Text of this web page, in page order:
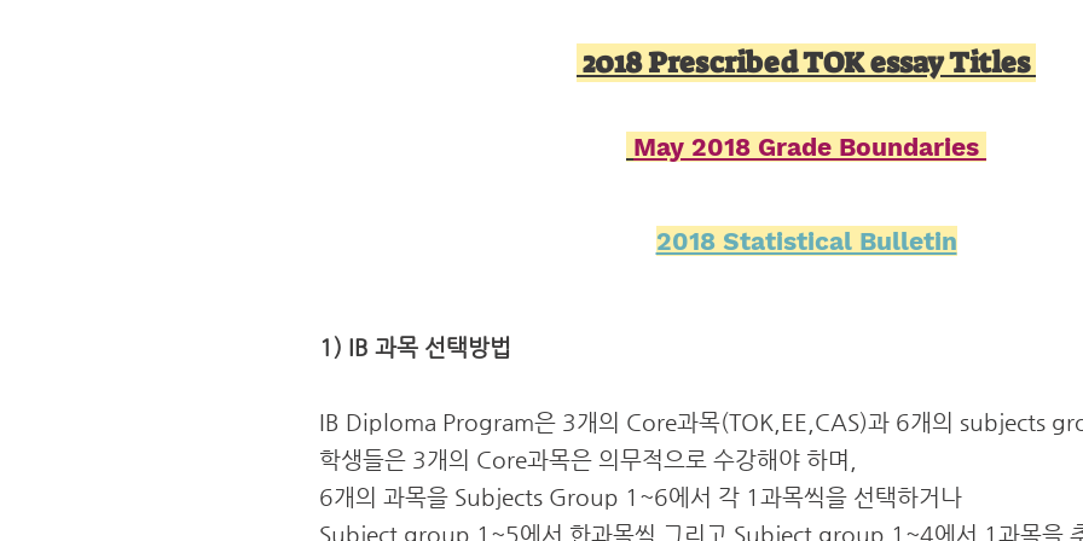
2018 Prescribed TOK essay Titles
May 2018 Grade Boundaries
2018 Statistical Bulletin
1) IB 과목 선택방법
IB Diploma Program은 3개의 Core과목(TOK,EE,CAS)과 6개의 subjects
학생들은 3개의 Core과목은 의무적으로 수강해야 하며,
6개의 과목을 Subjects Group 1~6에서 각 1과목씩을 선택하거나
Subject group 1~5에서 한과목씩 그리고 Subject group 1~4에서 1과목을